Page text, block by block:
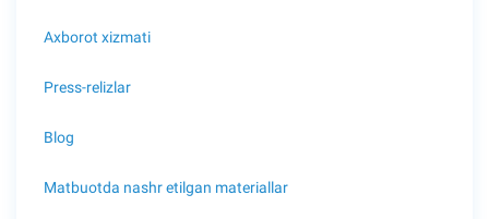
Axborot xizmati
Press-relizlar
Blog
Matbuotda nashr etilgan materiallar